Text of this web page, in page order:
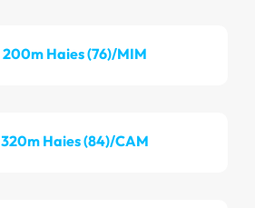
200m Haies (76)/MIM
320m Haies (84)/CAM